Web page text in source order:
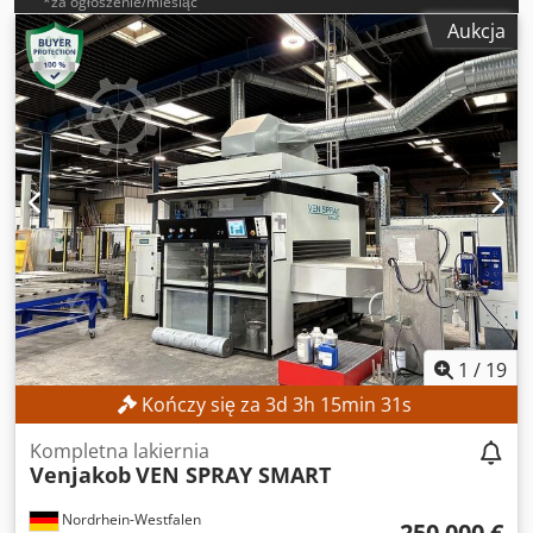
Aukcja
1 / 19
Kończy się za 3d 3h 15min 28s
Nordrhein-Westfalen
Kompletna lakiernia
VenjakobVEN SPRAY SMART